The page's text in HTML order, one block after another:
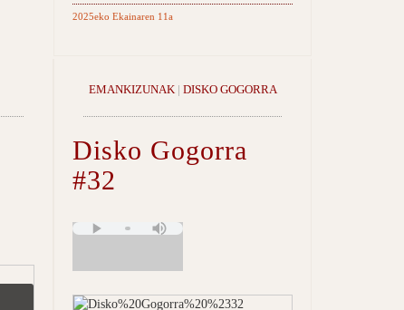
2025eko Ekainaren 11a
EMANKIZUNAK| DISKO GOGORRA
Disko Gogorra
#32